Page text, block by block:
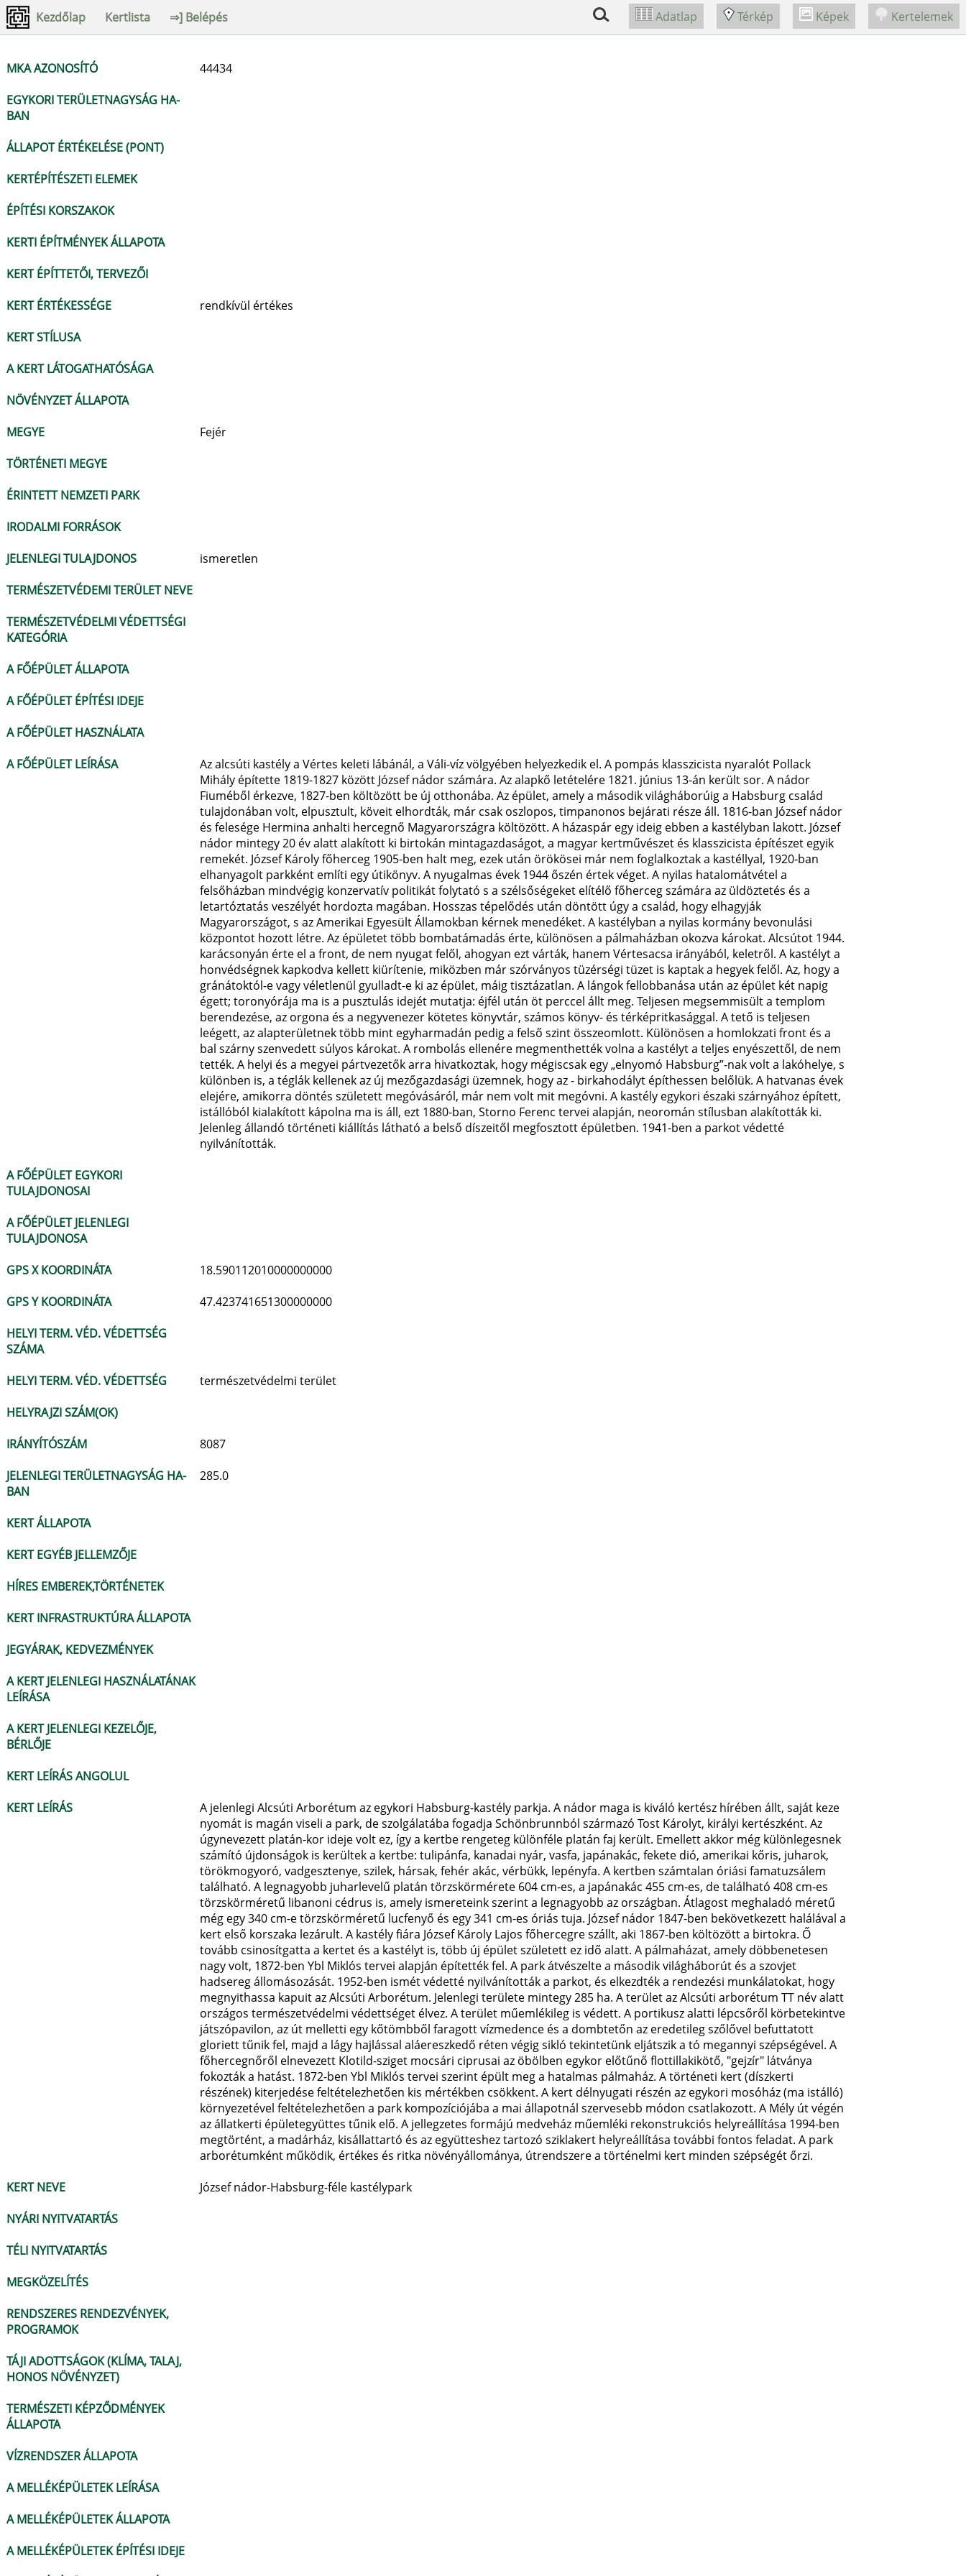
Kezdőlap Kertlista ⇒] Belépés Kertelemek
Képek
Térkép
Adatlap
MKA AZONOSÍTÓ
44434
EGYKORI TERÜLETNAGYSÁG HA-
BAN
ÁLLAPOT ÉRTÉKELÉSE (PONT)
KERTÉPÍTÉSZETI ELEMEK
ÉPÍTÉSI KORSZAKOK
KERTI ÉPÍTMÉNYEK ÁLLAPOTA
KERT ÉPÍTTETŐI, TERVEZŐI
KERT ÉRTÉKESSÉGE
rendkívül értékes
KERT STÍLUSA
A KERT LÁTOGATHATÓSÁGA
NÖVÉNYZET ÁLLAPOTA
MEGYE
Fejér
TÖRTÉNETI MEGYE
ÉRINTETT NEMZETI PARK
IRODALMI FORRÁSOK
JELENLEGI TULAJDONOS
ismeretlen
TERMÉSZETVÉDEMI TERÜLET NEVE
TERMÉSZETVÉDELMI VÉDETTSÉGI
KATEGÓRIA
A FŐÉPÜLET ÁLLAPOTA
A FŐÉPÜLET ÉPÍTÉSI IDEJE
A FŐÉPÜLET HASZNÁLATA
A FŐÉPÜLET LEÍRÁSA
Az alcsúti kastély a Vértes keleti lábánál, a Váli-víz völgyében helyezkedik el. A pompás klasszicista nyaralót Pollack
Mihály építette 1819-1827 között József nádor számára. Az alapkő letételére 1821. június 13-án került sor. A nádor
Fiuméből érkezve, 1827-ben költözött be új otthonába. Az épület, amely a második világháborúig a Habsburg család
tulajdonában volt, elpusztult, köveit elhordták, már csak oszlopos, timpanonos bejárati része áll. 1816-ban József nádor
és felesége Hermina anhalti hercegnő Magyarországra költözött. A házaspár egy ideig ebben a kastélyban lakott. József
nádor mintegy 20 év alatt alakított ki birtokán mintagazdaságot, a magyar kertművészet és klasszicista építészet egyik
remekét. József Károly főherceg 1905-ben halt meg, ezek után örökösei már nem foglalkoztak a kastéllyal, 1920-ban
elhanyagolt parkként említi egy útikönyv. A nyugalmas évek 1944 őszén értek véget. A nyilas hatalomátvétel a
felsőházban mindvégig konzervatív politikát folytató s a szélsőségeket elítélő főherceg számára az üldöztetés és a
letartóztatás veszélyét hordozta magában. Hosszas tépelődés után döntött úgy a család, hogy elhagyják
Magyarországot, s az Amerikai Egyesült Államokban kérnek menedéket. A kastélyban a nyilas kormány bevonulási
központot hozott létre. Az épületet több bombatámadás érte, különösen a pálmaházban okozva károkat. Alcsútot 1944.
karácsonyán érte el a front, de nem nyugat felől, ahogyan ezt várták, hanem Vértesacsa irányából, keletről. A kastélyt a
honvédségnek kapkodva kellett kiürítenie, miközben már szórványos tüzérségi tüzet is kaptak a hegyek felől. Az, hogy a
gránátoktól-e vagy véletlenül gyulladt-e ki az épület, máig tisztázatlan. A lángok fellobbanása után az épület két napig
égett; toronyórája ma is a pusztulás idejét mutatja: éjfél után öt perccel állt meg. Teljesen megsemmisült a templom
berendezése, az orgona és a negyvenezer kötetes könyvtár, számos könyv- és térképritkasággal. A tető is teljesen
leégett, az alapterületnek több mint egyharmadán pedig a felső szint összeomlott. Különösen a homlokzati front és a
bal szárny szenvedett súlyos károkat. A rombolás ellenére megmenthették volna a kastélyt a teljes enyészettől, de nem
tették. A helyi és a megyei pártvezetők arra hivatkoztak, hogy mégiscsak egy „elnyomó Habsburg”-nak volt a lakóhelye, s
különben is, a téglák kellenek az új mezőgazdasági üzemnek, hogy az - birkahodályt építhessen belőlük. A hatvanas évek
elejére, amikorra döntés született megóvásáról, már nem volt mit megóvni. A kastély egykori északi szárnyához épített,
istállóból kialakított kápolna ma is áll, ezt 1880-ban, Storno Ferenc tervei alapján, neoromán stílusban alakították ki.
Jelenleg állandó történeti kiállítás látható a belső díszeitől megfosztott épületben. 1941-ben a parkot védetté
nyilvánították.
A FŐÉPÜLET EGYKORI
TULAJDONOSAI
A FŐÉPÜLET JELENLEGI
TULAJDONOSA
GPS X KOORDINÁTA
18.590112010000000000
GPS Y KOORDINÁTA
47.423741651300000000
HELYI TERM. VÉD. VÉDETTSÉG
SZÁMA
HELYI TERM. VÉD. VÉDETTSÉG
természetvédelmi terület
HELYRAJZI SZÁM(OK)
IRÁNYÍTÓSZÁM
8087
JELENLEGI TERÜLETNAGYSÁG HA-
BAN
285.0
KERT ÁLLAPOTA
KERT EGYÉB JELLEMZŐJE
HÍRES EMBEREK,TÖRTÉNETEK
KERT INFRASTRUKTÚRA ÁLLAPOTA
JEGYÁRAK, KEDVEZMÉNYEK
A KERT JELENLEGI HASZNÁLATÁNAK
LEÍRÁSA
A KERT JELENLEGI KEZELŐJE,
BÉRLŐJE
KERT LEÍRÁS ANGOLUL
KERT LEÍRÁS
A jelenlegi Alcsúti Arborétum az egykori Habsburg-kastély parkja. A nádor maga is kiváló kertész hírében állt, saját keze
nyomát is magán viseli a park, de szolgálatába fogadja Schönbrunnból származó Tost Károlyt, királyi kertészként. Az
úgynevezett platán-kor ideje volt ez, így a kertbe rengeteg különféle platán faj került. Emellett akkor még különlegesnek
számító újdonságok is kerültek a kertbe: tulipánfa, kanadai nyár, vasfa, japánakác, fekete dió, amerikai kőris, juharok,
törökmogyoró, vadgesztenye, szilek, hársak, fehér akác, vérbükk, lepényfa. A kertben számtalan óriási famatuzsálem
található. A legnagyobb juharlevelű platán törzskörmérete 604 cm-es, a japánakác 455 cm-es, de található 408 cm-es
törzskörméretű libanoni cédrus is, amely ismereteink szerint a legnagyobb az országban. Átlagost meghaladó méretű
még egy 340 cm-e törzskörméretű lucfenyő és egy 341 cm-es óriás tuja. József nádor 1847-ben bekövetkezett halálával a
kert első korszaka lezárult. A kastély fiára József Károly Lajos főhercegre szállt, aki 1867-ben költözött a birtokra. Ő
tovább csinosítgatta a kertet és a kastélyt is, több új épület született ez idő alatt. A pálmaházat, amely döbbenetesen
nagy volt, 1872-ben Ybl Miklós tervei alapján építették fel. A park átvészelte a második világháborút és a szovjet
hadsereg állomásozását. 1952-ben ismét védetté nyilvánították a parkot, és elkezdték a rendezési munkálatokat, hogy
megnyithassa kapuit az Alcsúti Arborétum. Jelenlegi területe mintegy 285 ha. A terület az Alcsúti arborétum TT név alatt
országos természetvédelmi védettséget élvez. A terület műemlékileg is védett. A portikusz alatti lépcsőről körbetekintve
játszópavilon, az út melletti egy kőtömbből faragott vízmedence és a dombtetőn az eredetileg szőlővel befuttatott
gloriett tűnik fel, majd a lágy hajlással aláereszkedő réten végig sikló tekintetünk eljátszik a tó megannyi szépségével. A
főhercegnőről elnevezett Klotild-sziget mocsári ciprusai az öbölben egykor előtűnő flottillakikötő, "gejzír" látványa
fokozták a hatást. 1872-ben Ybl Miklós tervei szerint épült meg a hatalmas pálmaház. A történeti kert (díszkerti
részének) kiterjedése feltételezhetően kis mértékben csökkent. A kert délnyugati részén az egykori mosóház (ma istálló)
környezetével feltételezhetően a park kompozíciójába a mai állapotnál szervesebb módon csatlakozott. A Mély út végén
az állatkerti épületegyüttes tűnik elő. A jellegzetes formájú medveház műemléki rekonstrukciós helyreállítása 1994-ben
megtörtént, a madárház, kisállattartó és az együtteshez tartozó sziklakert helyreállítása további fontos feladat. A park
arborétumként működik, értékes és ritka növényállománya, útrendszere a történelmi kert minden szépségét őrzi.
KERT NEVE
József nádor-Habsburg-féle kastélypark
NYÁRI NYITVATARTÁS
TÉLI NYITVATARTÁS
MEGKÖZELÍTÉS
RENDSZERES RENDEZVÉNYEK,
PROGRAMOK
TÁJI ADOTTSÁGOK (KLÍMA, TALAJ,
HONOS NÖVÉNYZET)
TERMÉSZETI KÉPZŐDMÉNYEK
ÁLLAPOTA
VÍZRENDSZER ÁLLAPOTA
A MELLÉKÉPÜLETEK LEÍRÁSA
A MELLÉKÉPÜLETEK ÁLLAPOTA
A MELLÉKÉPÜLETEK ÉPÍTÉSI IDEJE